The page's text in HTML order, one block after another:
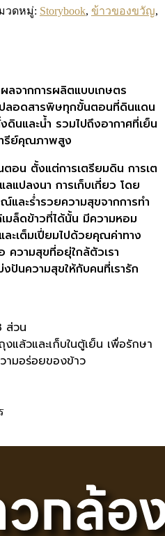
วดหมู่: Storybook, ข้าวของขวัญ,
ลจากการผลิตแบบเกษตร
ลอดสารพิษทุกขั้นตอนที่ดินแดน
นและน้ำ รวมไปถึงอากาศที่เย็น
ทรีย์คุณภาพสูง
อน ตั้งแต่การเตรียมดิน การเต
แปลงนา การเก็บเกี่ยว โดย
และร่ำรวยความสุขจากการทำ
มล็ดข้าวที่ได้นั้น มีความหอม
เต็มเปี่ยมไปด้วยคุณค่าทาง
ความสุขที่อยุ่ใกล้ตัวเรา
ปันความสุขให้กับคนที่เรารัก
ส่วน
แล้วและเก็บในตู้เย็น เพื่อรักษา
ามอร่อยของข้าว